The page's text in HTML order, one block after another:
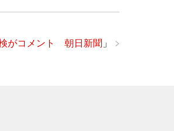
がコメント 朝日新聞 」